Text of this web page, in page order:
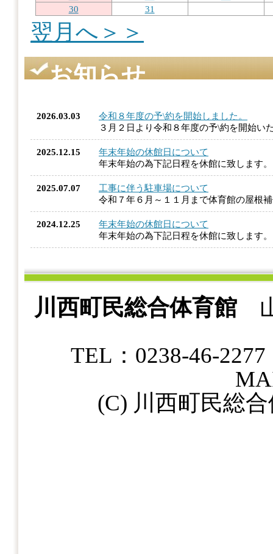
30
31
翌月へ＞＞
お知らせ
2026.03.03
令和８年度の予\約を開始しました。
３月２日より令和８年度の予\約を開始い
2025.12.15
年末年始の休館日について
年末年始の為下記日程を休館に致します
2025.07.07
工事に伴う駐車場について
令和７年６月～１１月まで体育館の屋根
2024.12.25
年末年始の休館日について
年末年始の為下記日程を休館に致します
川西町民総合体育館
TEL：0238-46-
(C) 川西町民総